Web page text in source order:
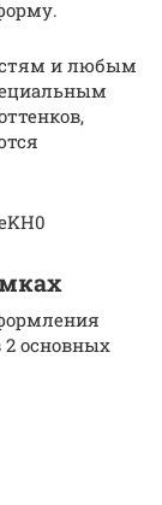
и любым
2 основных